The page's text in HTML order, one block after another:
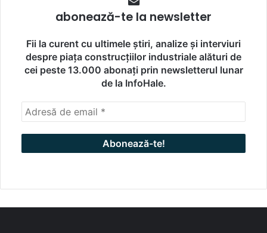
abonează-te la newsletter
Fii la curent cu ultimele știri, analize și interviuri
despre piața construcțiilor industriale alături de
cei peste 13.000 abonați prin newsletterul lunar
de la InfoHale.